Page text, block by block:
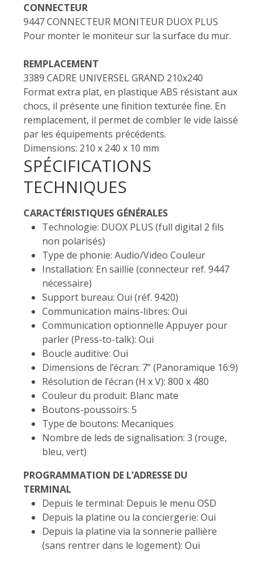
CONNECTEUR
9447 CONNECTEUR MONITEUR DUOX PLUS
Pour monter le moniteur sur la surface du mur.
REMPLACEMENT
3389 CADRE UNIVERSEL GRAND 210x240
Format extra plat, en plastique ABS résistant aux
chocs, il présente une finition texturée fine. En
remplacement, il permet de combler le vide laissé
par les équipements précédents.
Dimensions: 210 x 240 x 10 mm
SPÉCIFICATIONS
TECHNIQUES
CARACTÉRISTIQUES GÉNÉRALES
Technologie: DUOX PLUS (full digital 2 fils
non polarisés)
Type de phonie: Audio/Video Couleur
Installation: En saillie (connecteur ref. 9447
nécessaire)
Support bureau: Oui (réf. 9420)
Communication mains-libres: Oui
Communication optionnelle Appuyer pour
parler (Press-to-talk): Oui
Boucle auditive: Oui
Dimensions de l’écran: 7” (Panoramique 16:9)
Résolution de l’écran (H x V): 800 x 480
Couleur du produit: Blanc mate
Boutons-poussoirs: 5
Type de boutons: Mecaniques
Nombre de leds de signalisation: 3 (rouge,
bleu, vert)
PROGRAMMATION DE L’ADRESSE DU
TERMINAL
Depuis le terminal: Depuis le menu OSD
Depuis la platine ou la conciergerie: Oui
Depuis la platine via la sonnerie pallière
(sans rentrer dans le logement): Oui